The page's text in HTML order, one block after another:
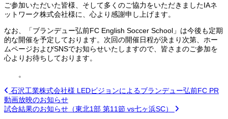
ご参加いただいた皆様、そして多くのご協力をいただきましたIAネ
ットワーク株式会社様に、心より感謝申し上げます。
なお、「ブランデュー弘前FC English Soccer School」は今後も定期
的な開催を予定しております。次回の開催日程が決まり次第、ホー
ムページおよびSNSでお知らせいたしますので、皆さまのご参加を
心よりお待ちしております。
。
石沢工業株式会社様 LEDビジョンによるブランデュー弘前FC PR
動画放映のお知らせ
試合結果のお知らせ（東北1部 第11節 vs七ヶ浜SC）